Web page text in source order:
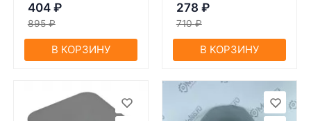
404 ₽
895 ₽
В КОРЗИНУ
278 ₽
710 ₽
В КОРЗИНУ